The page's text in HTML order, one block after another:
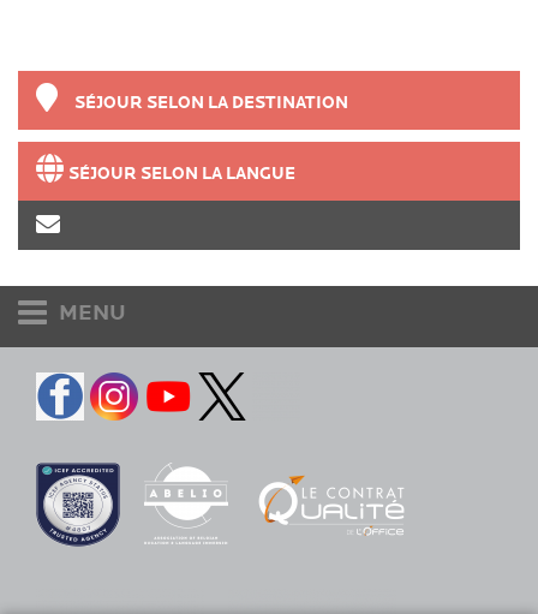
SÉJOUR SELON LA DESTINATION
SÉJOUR SELON LA LANGUE
MENU
Etudiants et adultes
Accueil
Destinations
Langues